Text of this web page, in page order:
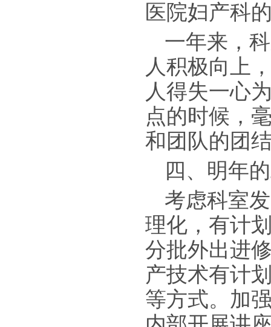
医院妇产科
一年来，
人积极向上
人得失一心
点的时候，
和团队的团
四、明年
考虑科室
理化，有计
分批外出进
产技术有计
等方式。加